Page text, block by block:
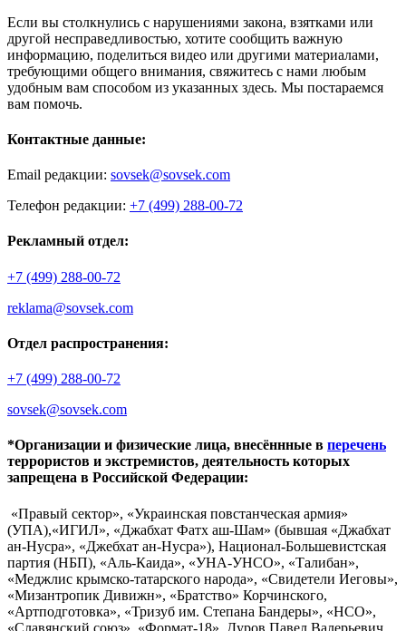
Если вы столкнулись с нарушениями закона, взятками или
другой несправедливостью, хотите сообщить важную
информацию, поделиться видео или другими материалами,
требующими общего внимания, свяжитесь с нами любым
удобным вам способом из указанных здесь. Мы постараемся
вам помочь.
Контактные данные:
Email редакции: sovsek@sovsek.com
Телефон редакции: +7 (499) 288-00-72
Рекламный отдел:
+7 (499) 288-00-72
reklama@sovsek.com
Отдел распространения:
+7 (499) 288-00-72
sovsek@sovsek.com
*Организации и физические лица, внесённные в перечень
террористов и экстремистов, деятельность которых
запрещена в Российской Федерации:
«Правый сектор», «Украинская повстанческая армия»
(УПА),«ИГИЛ», «Джабхат Фатх аш-Шам» (бывшая «Джабхат
ан-Нусра», «Джебхат ан-Нусра»), Национал-Большевистская
партия (НБП), «Аль-Каида», «УНА-УНСО», «Талибан»,
«Меджлис крымско-татарского народа», «Свидетели Иеговы»,
«Мизантропик Дивижн», «Братство» Корчинского,
«Артподготовка», «Тризуб им. Степана Бандеры», «НСО»,
«Славянский союз», «Формат-18», Дуров Павел Валерьевич.